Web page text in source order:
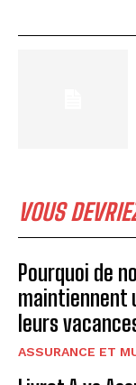
VOUS
Pourquoi de
maintiennent
leurs
ASSURANCE ET